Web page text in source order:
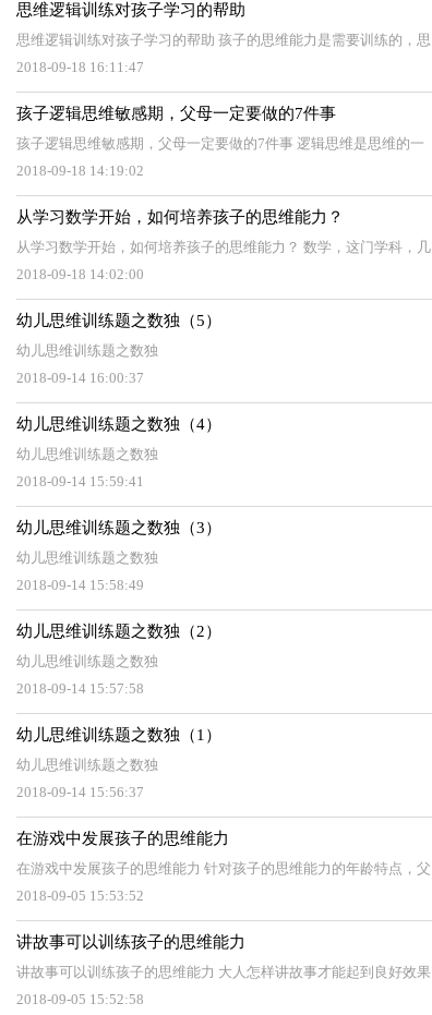
思维逻辑训练对孩子学习的帮助
思维逻辑训练对孩子学习的帮助 孩子的思维能力是需要训练的，思
2018-09-18 16:11:47
孩子逻辑思维敏感期，父母一定要做的7件事
孩子逻辑思维敏感期，父母一定要做的7件事 逻辑思维是思维的一
2018-09-18 14:19:02
从学习数学开始，如何培养孩子的思维能力？
从学习数学开始，如何培养孩子的思维能力？ 数学，这门学科，几
2018-09-18 14:02:00
幼儿思维训练题之数独（5）
幼儿思维训练题之数独
2018-09-14 16:00:37
幼儿思维训练题之数独（4）
幼儿思维训练题之数独
2018-09-14 15:59:41
幼儿思维训练题之数独（3）
幼儿思维训练题之数独
2018-09-14 15:58:49
幼儿思维训练题之数独（2）
幼儿思维训练题之数独
2018-09-14 15:57:58
幼儿思维训练题之数独（1）
幼儿思维训练题之数独
2018-09-14 15:56:37
在游戏中发展孩子的思维能力
在游戏中发展孩子的思维能力 针对孩子的思维能力的年龄特点，父
2018-09-05 15:53:52
讲故事可以训练孩子的思维能力
讲故事可以训练孩子的思维能力 大人怎样讲故事才能起到良好效果
2018-09-05 15:52:58